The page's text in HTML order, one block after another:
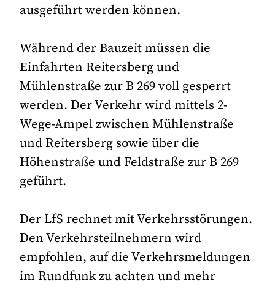
ausgeführt werden können.
Während der Bauzeit müssen die
Einfahrten Reitersberg und
Mühlenstraße zur B 269 voll gesperrt
werden. Der Verkehr wird mittels 2-
Wege-Ampel zwischen Mühlenstraße
und Reitersberg sowie über die
Höhenstraße und Feldstraße zur B 269
geführt.
Der LfS rechnet mit Verkehrsstörungen.
Den Verkehrsteilnehmern wird
empfohlen, auf die Verkehrsmeldungen
im Rundfunk zu achten und mehr